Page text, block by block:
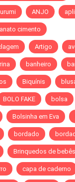
ANJO
cimento
Artigo
banheiro
Biquínis
BOLO FAKE bolsa
Bolsinha em Eva
bordado
Brinquedos de bebês
capa de caderno